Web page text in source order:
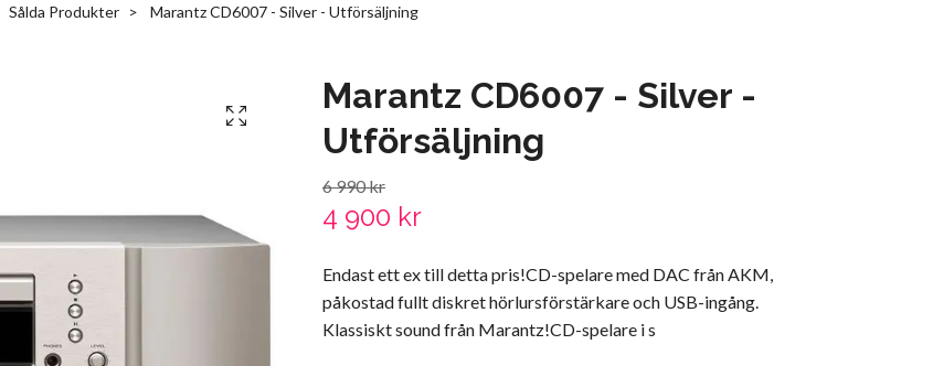
Sålda Produkter Marantz CD6007 - Silver - Utförsäljning
Marantz CD6007 - Silver -
Utförsäljning
6 990 kr
4 900 kr
Endast ett ex till detta pris!CD-spelare med DAC från AKM,
påkostad fullt diskret hörlursförstärkare och USB-ingång.
Klassiskt sound från Marantz!CD-spelare i s